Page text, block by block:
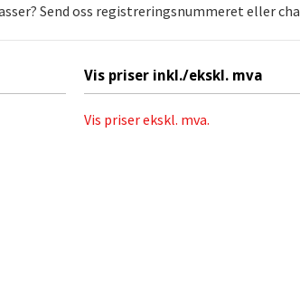
Send oss registreringsnummeret eller
Vis priser inkl./ekskl. mva
Vis priser ekskl. mva.